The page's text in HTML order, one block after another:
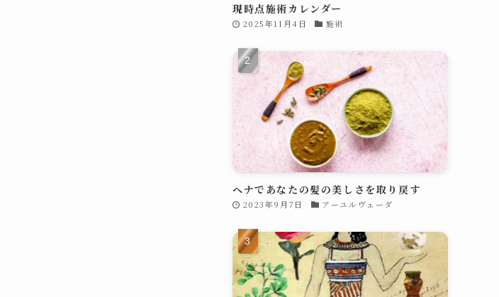
現時点施術カレンダー
2025年11月4日 施術
ヘナであなたの髪の美しさを取り戻す
2023年9月7日 アーユルヴェーダ